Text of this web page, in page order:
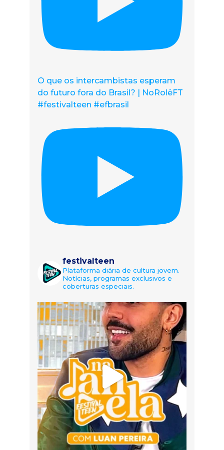
O que os intercambistas esperam
do futuro fora do Brasil? | NoRolêFT
#festivalteen #efbrasil
festivalteen
Plataforma diária de cultura jovem.
Notícias, programas exclusivos e
coberturas especiais.